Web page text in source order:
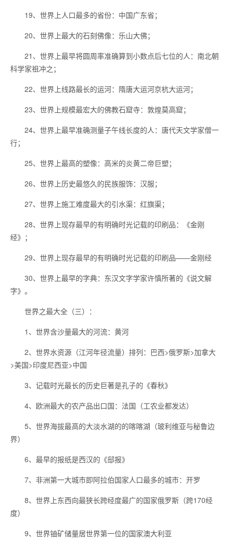
19、世界上人口最多的省份：中国广东省；
20、世界上最大的石刻佛像：乐山大佛；
21、世界上最早将圆周率准确算到小数点后七位的人：南北朝
科学家祖冲之；
22、世界上线路最长的运河：隋唐大运河京杭大运河；
23、世界上规模最宏大的佛教石窟寺：敦煌莫高窟；
24、世界上最早准确测量子午线长度的人：唐代天文学家僧一
行；
25、世界上最高的塑像：高米的炎黄二帝巨塑；
26、世界上历史最悠久的民族服饰：汉服；
27、世界上施工难度最大的引水渠：红旗渠；
28、世界上现存最早的有明确时光记载的印刷品：《金刚
经》；
29、世界上现存最早的有明确时光记载的印刷品——金刚经
30、世界上最早的字典：东汉文字学家许慎所著的《说文解
字》。
世界之最大全（三）：
1、世界含沙量最大的河流：黄河
2、世界水资源（江河年径流量）排列：巴西>俄罗斯>加拿大
>美国>印度尼西亚>中国
3、记载时光最长的历史巨著是孔子的《春秋》
4、欧洲最大的农产品出口国：法国（工农业都发达）
5、世界海拔最高的大淡水湖的的喀喀湖（玻利维亚与秘鲁边
界）
6、最早的报纸是西汉的《邸报》
7、非洲第一大城市即阿拉伯国家人口最多的城市：开罗
8、世界上东西向最狭长跨经度最广的国家俄罗斯（跨170经
度）
9、世界铀矿储量居世界第一位的国家澳大利亚